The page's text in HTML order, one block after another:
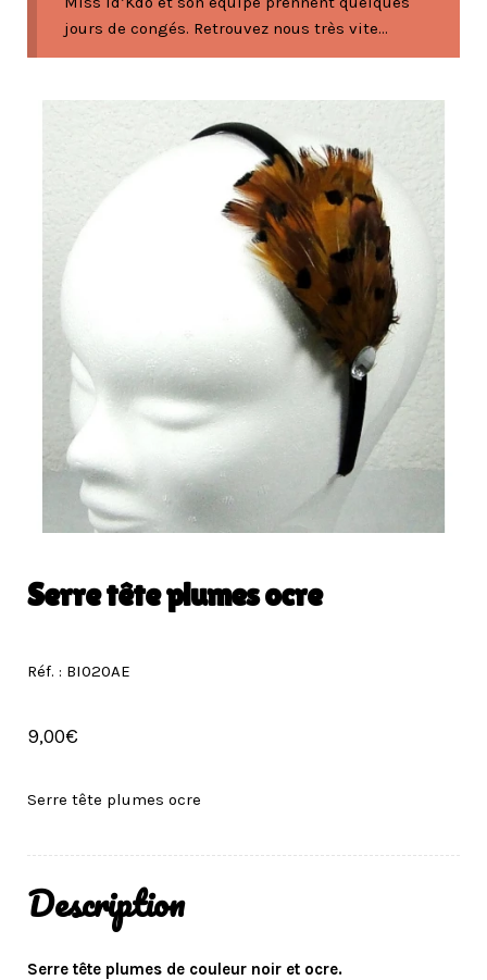
jours de congés. Retrouvez nous très vite...
Serre tête plumes ocre
Réf. : BI020AE
9,00€
Serre tête plumes ocre
Description
Serre tête plumes de couleur noir et ocre.